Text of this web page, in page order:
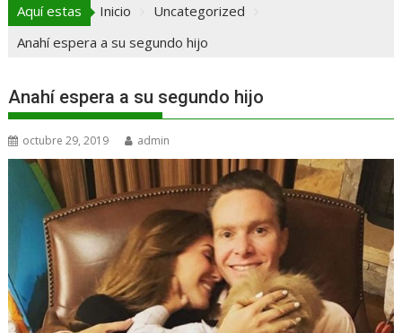
Aquí estas Inicio
Uncategorized
Anahí espera a su segundo hijo
Anahí espera a su segundo hijo
octubre 29, 2019 admin